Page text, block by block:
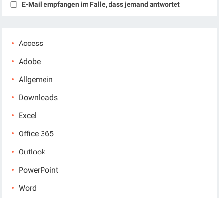
E-Mail empfangen im Falle, dass jemand antwortet
Access
Adobe
Allgemein
Downloads
Excel
Office 365
Outlook
PowerPoint
Word